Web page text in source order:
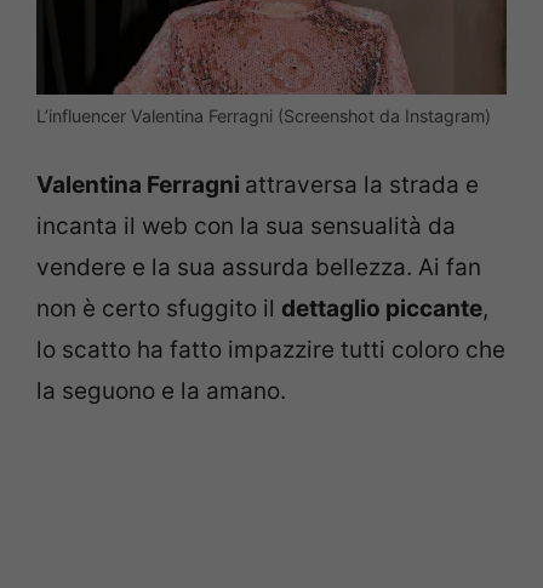
L’influencer Valentina Ferragni (Screenshot da Instagram)
Valentina Ferragni attraversa la strada e
incanta il web con la sua sensualità da
vendere e la sua assurda bellezza. Ai fan
non è certo sfuggito il dettaglio piccante,
lo scatto ha fatto impazzire tutti coloro che
la seguono e la amano.